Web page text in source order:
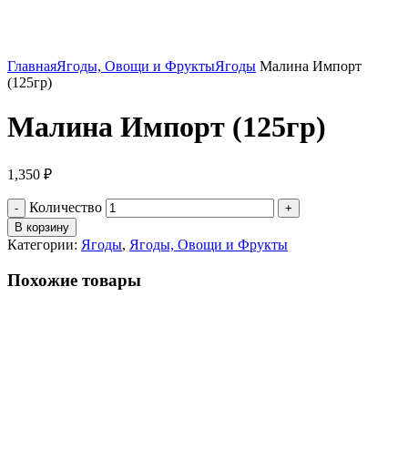
ГлавнаяЯгоды, Овощи и ФруктыЯгоды Малина Импорт
(125гр)
Малина Импорт (125гр)
1,350 ₽
Количество
В корзину
Категории: Ягоды, Ягоды, Овощи и Фрукты
Похожие товары